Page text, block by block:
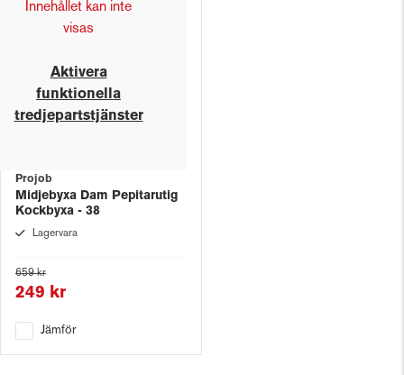
Innehållet kan inte
visas
Aktivera
funktionella
tredjepartstjänster
Projob
Midjebyxa Dam Pepitarutig
Kockbyxa - 38
Lagervara
659 kr
249 kr
Jämför